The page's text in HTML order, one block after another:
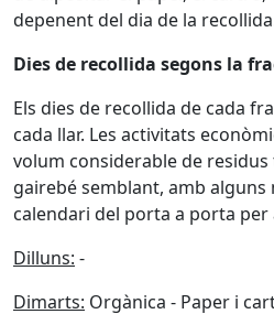
depenent del dia de la
Dies de recollida segons la
Els dies de recollida de cada
cada llar. Les activitats
volum considerable de
gairebé semblant, amb alguns
calendari del porta a porta per
Dilluns: -
Dimarts: Orgànica - Paper i